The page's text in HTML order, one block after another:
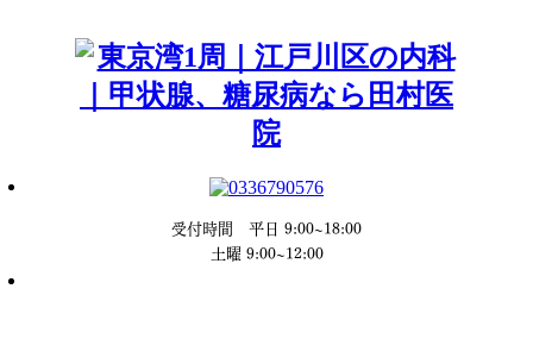
受付時間 平日 9:00~18:00
土曜 9:00~12:00